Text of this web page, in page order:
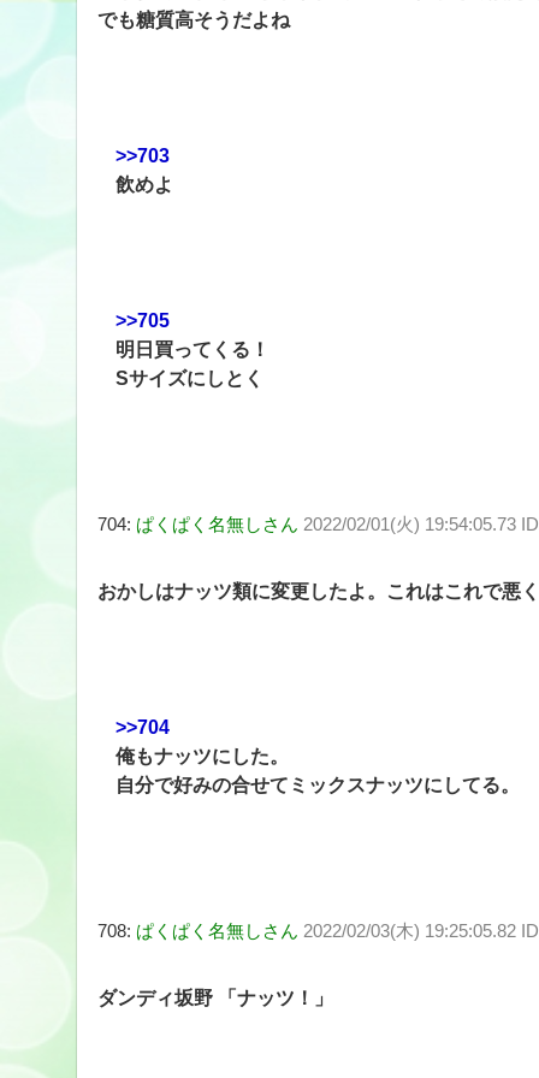
でも糖質高そうだよね
>>703
飲めよ
>>705
明日買ってくる！
Sサイズにしとく
704: ぱくぱく名無しさん 2022/02/01(火) 19:54:05.73
おかしはナッツ類に変更したよ。これはこれで悪く
>>704
俺もナッツにした。
自分で好みの合せてミックスナッツにしてる。
708: ぱくぱく名無しさん 2022/02/03(木) 19:25:05.82
ダンディ坂野 「ナッツ！」